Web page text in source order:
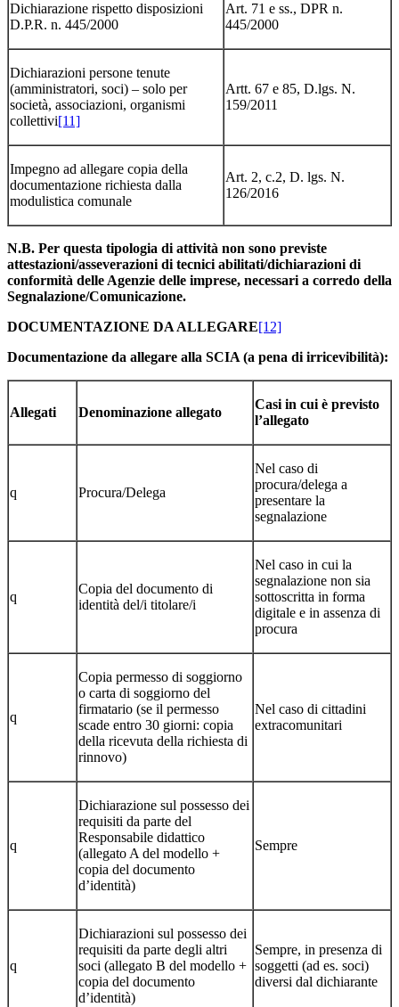
Dichiarazione rispetto disposizioni
D.P.R. n. 445/2000
Art. 71 e ss., DPR n.
445/2000
Dichiarazioni persone tenute
(amministratori, soci) – solo per
società, associazioni, organismi
collettivi[11]
Artt. 67 e 85, D.lgs. N.
159/2011
Impegno ad allegare copia della
documentazione richiesta dalla
modulistica comunale
Art. 2, c.2, D. lgs. N.
126/2016
N.B. Per questa tipologia di attività non sono previste
attestazioni/asseverazioni di tecnici abilitati/dichiarazioni di
conformità delle Agenzie delle imprese, necessari a corredo della
Segnalazione/Comunicazione.
DOCUMENTAZIONE DA ALLEGARE[12]
Documentazione da allegare alla SCIA (a pena di irricevibilità):
Allegati Denominazione allegato
Casi in cui è previsto
l’allegato
q Procura/Delega
Nel caso di
procura/delega a
presentare la
segnalazione
q
Copia del documento di
identità del/i titolare/i
Nel caso in cui la
segnalazione non sia
sottoscritta in forma
digitale e in assenza di
procura
q
Copia permesso di soggiorno
o carta di soggiorno del
firmatario (se il permesso
scade entro 30 giorni: copia
della ricevuta della richiesta di
rinnovo)
Nel caso di cittadini
extracomunitari
q
Dichiarazione sul possesso dei
requisiti da parte del
Responsabile didattico
(allegato A del modello +
copia del documento
d’identità)
Sempre
q
Dichiarazioni sul possesso dei
requisiti da parte degli altri
soci (allegato B del modello +
copia del documento
d’identità)
Sempre, in presenza di
soggetti (ad es. soci)
diversi dal dichiarante